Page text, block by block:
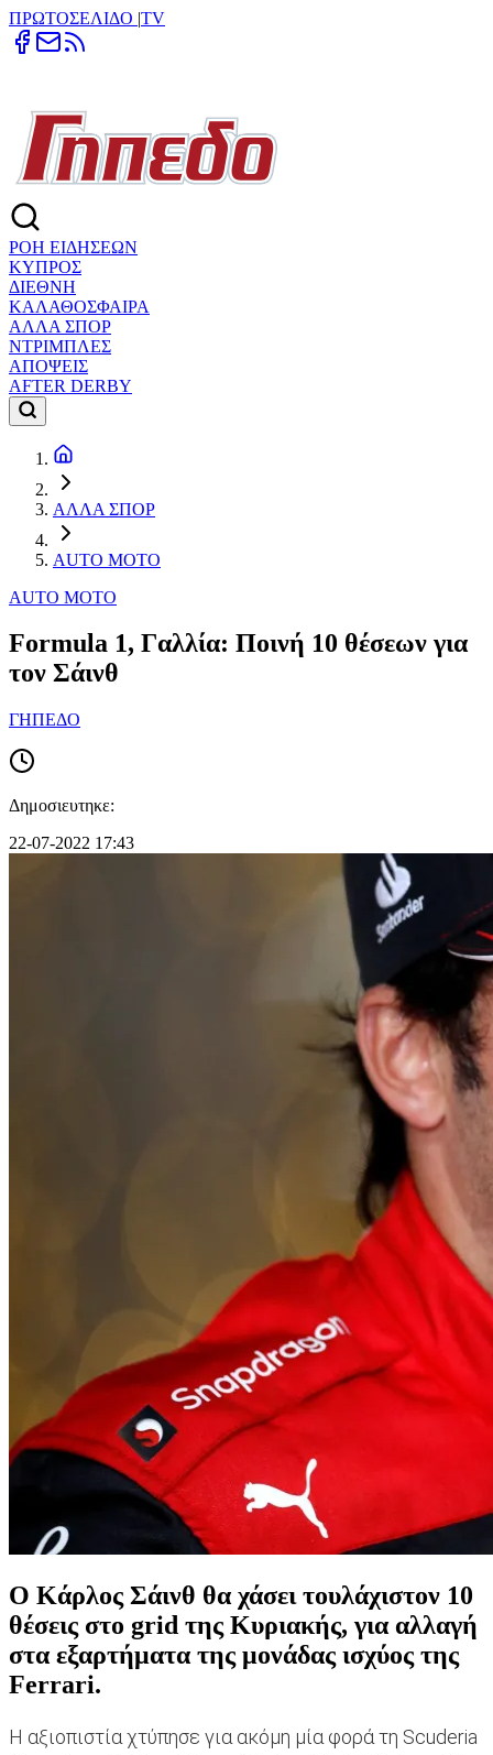
ΠΡΩΤΟΣΕΛΙΔΟ |TV
ΡΟΗ ΕΙΔΗΣΕΩΝ
ΚΥΠΡΟΣ
ΔΙΕΘΝΗ
ΚΑΛΑΘΟΣΦΑΙΡΑ
ΑΛΛΑ ΣΠΟΡ
ΝΤΡΙΜΠΛΕΣ
ΑΠΟΨΕΙΣ
AFTER DERBY
ΑΛΛΑ ΣΠΟΡ
AUTO MOTO
AUTO MOTO
Formula 1, Γαλλία: Ποινή 10 θέσεων για
τον Σάινθ
ΓΗΠΕΔΟ
Δημοσιευτηκε:
22-07-2022 17:43
Ο Κάρλος Σάινθ θα χάσει τουλάχιστον 10
θέσεις στο grid της Κυριακής, για αλλαγή
στα εξαρτήματα της μονάδας ισχύος της
Ferrari.
Η αξιοπιστία χτύπησε για ακόμη μία φορά τη Scuderia